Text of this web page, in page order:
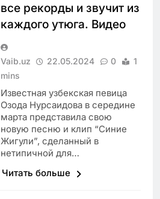
все рекорды и звучит из
каждого утюга. Видео
Vaib.uz 22.05.2024 0
1
mins
Известная узбекская певица
Озода Нурсаидова в середине
марта представила свою
новую песню и клип “Синие
Жигули”, сделанный в
нетипичной для…
Читать больше